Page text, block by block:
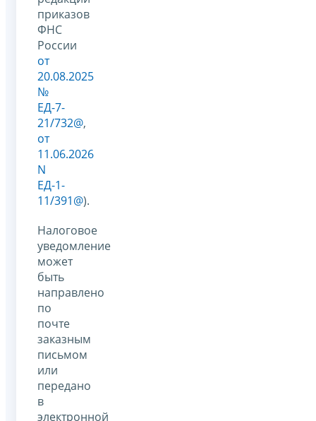
приказов
ФНС
России
от
20.08.2025
№
ЕД-7-
21/732@,
от
11.06.2026
N
ЕД-1-
11/391@).
Налоговое
уведомление
может
быть
направлено
по
почте
заказным
письмом
или
передано
в
электронной